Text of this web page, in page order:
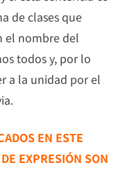
de clases que
el nombre del
todos y, por lo
a la unidad por el
EN ESTE
EXPRESIÓN SON